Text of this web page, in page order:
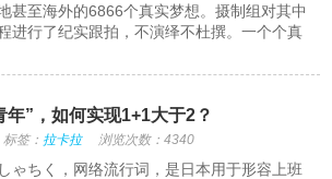
甚至海外的6866个真实梦想。摄制组对其中
进行了纪实跟拍，不演绎不杜撰。一个个真
年”，如何实现1+1大于2？
标签： 拉卡拉 浏览次数：4340
ゃちく，网络流行词，是日本用于形容上班